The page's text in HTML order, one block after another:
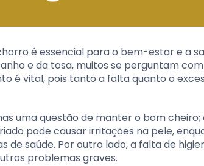
é essencial para o bem-estar e a
e da tosa, muitos se perguntam
é vital, pois tanto a falta quanto o
uma questão de manter o bom
pode causar irritações na pele,
saúde. Por outro lado, a falta de
problemas graves.